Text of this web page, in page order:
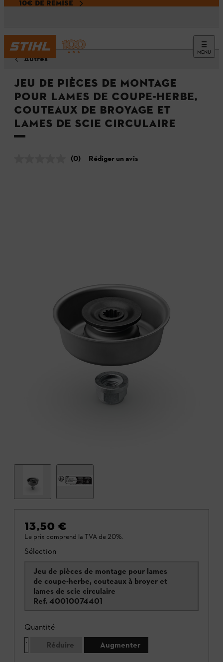
10€ DE REMISE
MENU
Autres
Jeu de pièces de montage
pour lames de coupe-herbe,
couteaux de broyage et
lames de scie circulaire
(0) Rédiger un avis
13,50 €
Le prix comprend la TVA de 20%.
Sélection
Jeu de pièces de montage pour lames
de coupe-herbe, couteaux à broyer et
lames de scie circulaire
Ref. 40010074401
Quantité
Réduire
Augmenter